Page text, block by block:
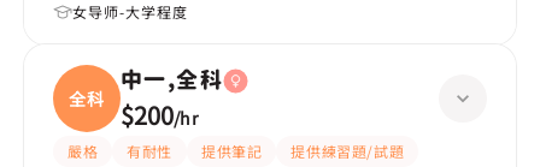
女导师-大学程度
全科
中一,全科
$200/hr
嚴格 有耐性 提供筆記
提供練習題/試題